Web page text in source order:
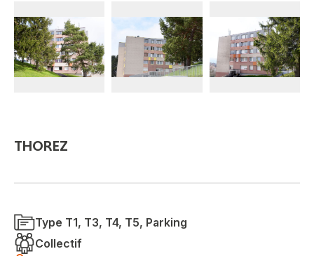
THOREZ
Type T1, T3, T4, T5, Parking
Collectif